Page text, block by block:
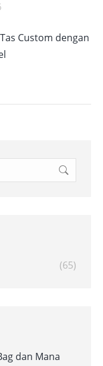
Custom dengan
(65)
dan Mana